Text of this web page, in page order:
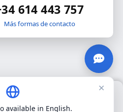
ALMC SECURITY S.L.U.
para el funcionamiento
614 443 757
Más formas de contacto
×
available in English.